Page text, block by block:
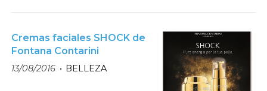
Cremas faciales SHOCK de
Fontana Contarini
13/08/2016 BELLEZA